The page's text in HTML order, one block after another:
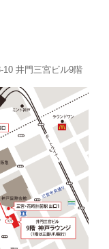
10 井門三宮ビル9階